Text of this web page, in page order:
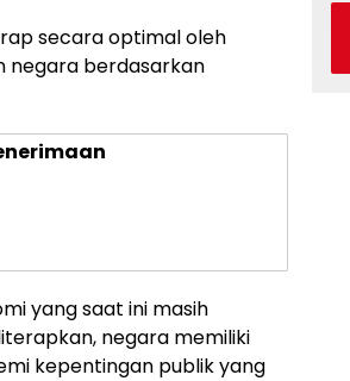
secara optimal oleh
negara berdasarkan
yang saat ini masih
negara memiliki
kepentingan publik yang